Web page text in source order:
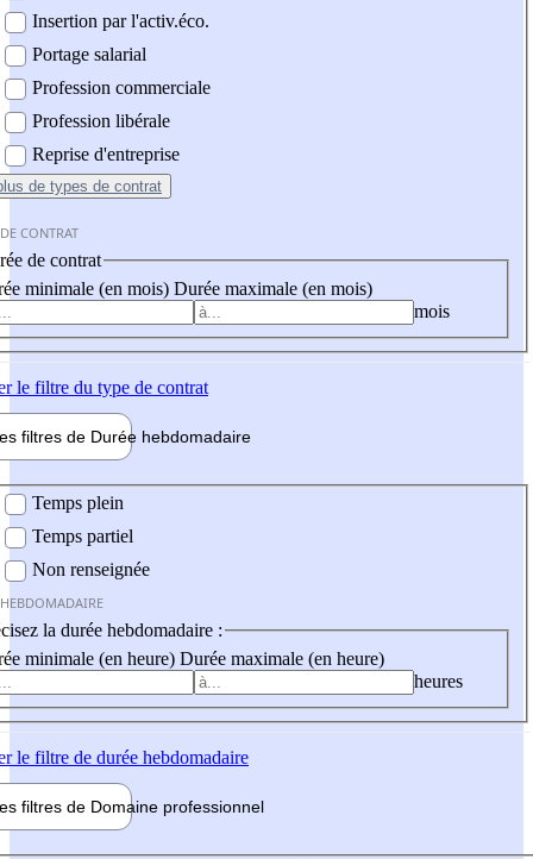
Insertion par l'activ.éco.
Portage salarial
Profession commerciale
Profession libérale
Reprise d'entreprise
de types de contrat
CONTRAT
de contrat
minimale (en mois) Durée maximale (en mois)
mois
le filtre du type de contrat
filtres de Durée hebdomadaire
Temps plein
Temps partiel
Non renseignée
la durée hebdomadaire :
minimale (en heure) Durée maximale (en heure)
heures
le filtre de durée hebdomadaire
filtres de Domaine professionnel